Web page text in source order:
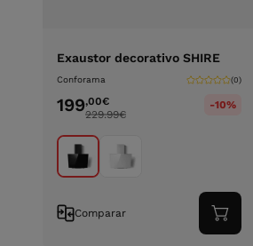
Exaustor decorativo SHIRE
Conforama (0)
199,00€
229.99€
-10%
Comparar
ao